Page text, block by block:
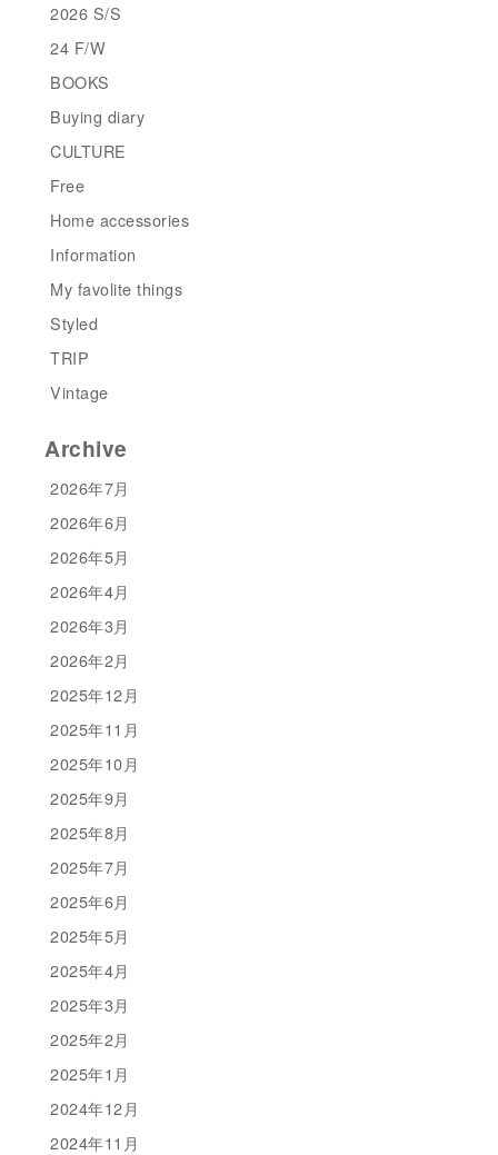
2026 S/S
24 F/W
BOOKS
Buying diary
CULTURE
Free
Home accessories
Information
My favolite things
Styled
TRIP
Vintage
Archive
2026年7月
2026年6月
2026年5月
2026年4月
2026年3月
2026年2月
2025年12月
2025年11月
2025年10月
2025年9月
2025年8月
2025年7月
2025年6月
2025年5月
2025年4月
2025年3月
2025年2月
2025年1月
2024年12月
2024年11月